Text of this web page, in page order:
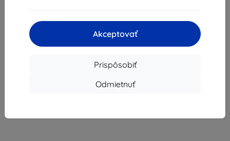
Akceptovať
Prispôsobiť
Odmietnuť